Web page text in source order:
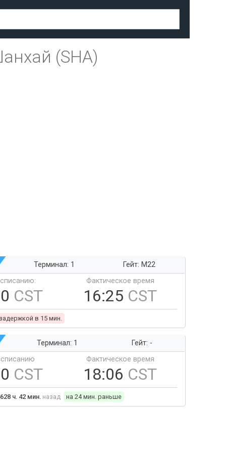
(SHA)
Терминал: 1
Гейт: M22
CST
Фактическое время
16:25 CST
в 15 мин.
Терминал: 1
Гейт: -
CST
Фактическое время
18:06 CST
ч. 42 мин. назад на 24 мин. раньше